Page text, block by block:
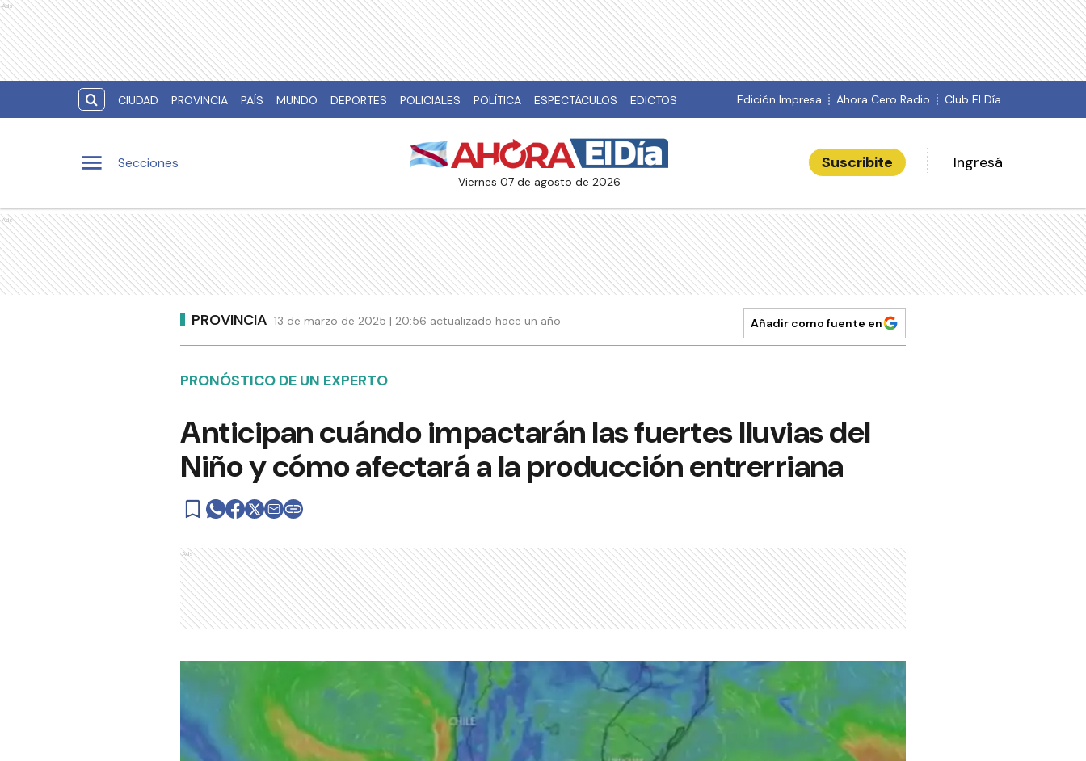
Ads
CIUDAD PROVINCIA PAÍS MUNDO DEPORTES POLICIALES POLÍTICA ESPECTÁCULOS EDICTOS Edición Impresa Ahora Cero Radio Club El Día
Secciones
viernes 07 de agosto de 2026
Suscribite Ingresá
Ads
PROVINCIA 13 de marzo de 2025 | 20:56 actualizado hace un año Añadir como fuente en
PRONÓSTICO DE UN EXPERTO
Anticipan cuándo impactarán las fuertes lluvias del
Niño y cómo afectará a la producción entrerriana
Ads